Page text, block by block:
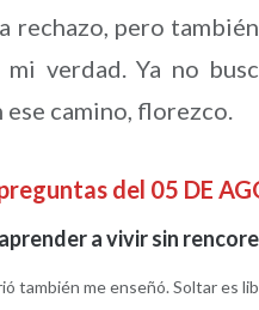
rechazo, pero
mi verdad. Ya no
ese camino, florezco.
del 05 DE
a vivir sin
también me enseñó. Soltar es